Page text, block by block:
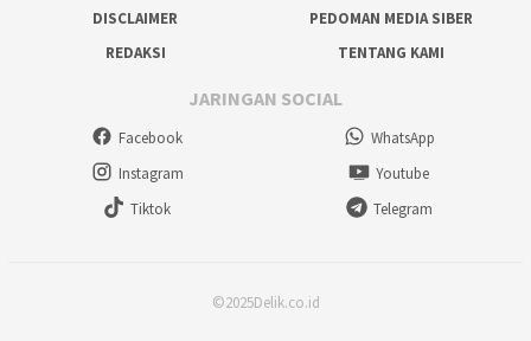
DISCLAIMER
PEDOMAN MEDIA SIBER
REDAKSI
TENTANG KAMI
JARINGAN SOCIAL
Facebook
WhatsApp
Instagram
Youtube
Tiktok
Telegram
©2025Delik.co.id